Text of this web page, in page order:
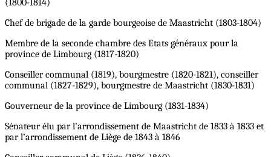
(1800-1814)
Chef de brigade de la garde bourgeoise de Maastricht (1803-1804)
Membre de la seconde chambre des Etats généraux pour la
province de Limbourg (1817-1820)
Conseiller communal (1819), bourgmestre (1820-1821), conseiller
communal (1827-1829), bourgmestre de Maastricht (1830-1831)
Gouverneur de la province de Limbourg (1831-1834)
Sénateur élu par l’arrondissement de Maastricht de 1833 à 1833 et
par l’arrondissement de Liège de 1843 à 1846